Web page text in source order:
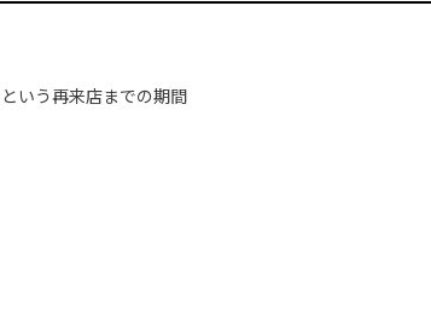
いう再来店までの期間